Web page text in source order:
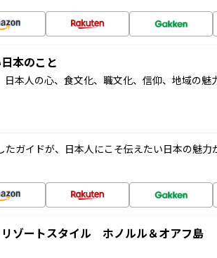
本のこと
本人の心、食文化、職文化、信仰、地域の魅
たガイドが、日本人にこそ伝えたい日本の魅力
ゾートスタイル ホノルル＆オアフ島